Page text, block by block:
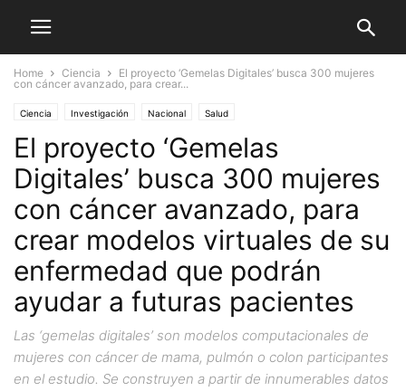
Home Ciencia
El proyecto ‘Gemelas Digitales’ busca 300 mujeres
con cáncer avanzado, para crear...
Ciencia Investigación Nacional Salud
El proyecto ‘Gemelas
Digitales’ busca 300 mujeres
con cáncer avanzado, para
crear modelos virtuales de su
enfermedad que podrán
ayudar a futuras pacientes
Las ‘gemelas digitales’ son modelos computacionales de
mujeres con cáncer de mama, pulmón o colon participantes
en el estudio. Se construyen a partir de innumerables datos